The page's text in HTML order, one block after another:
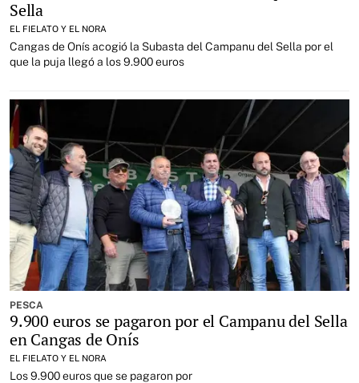
Sella
EL FIELATO Y EL NORA
Cangas de Onís acogió la Subasta del Campanu del Sella por el
que la puja llegó a los 9.900 euros
PESCA
9.900 euros se pagaron por el Campanu del Sella
en Cangas de Onís
EL FIELATO Y EL NORA
Los 9.900 euros que se pagaron por